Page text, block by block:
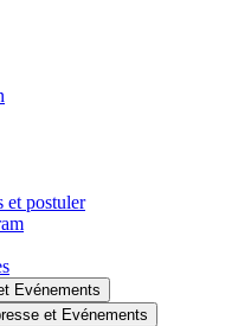
et postuler
Evénements
et Evénements